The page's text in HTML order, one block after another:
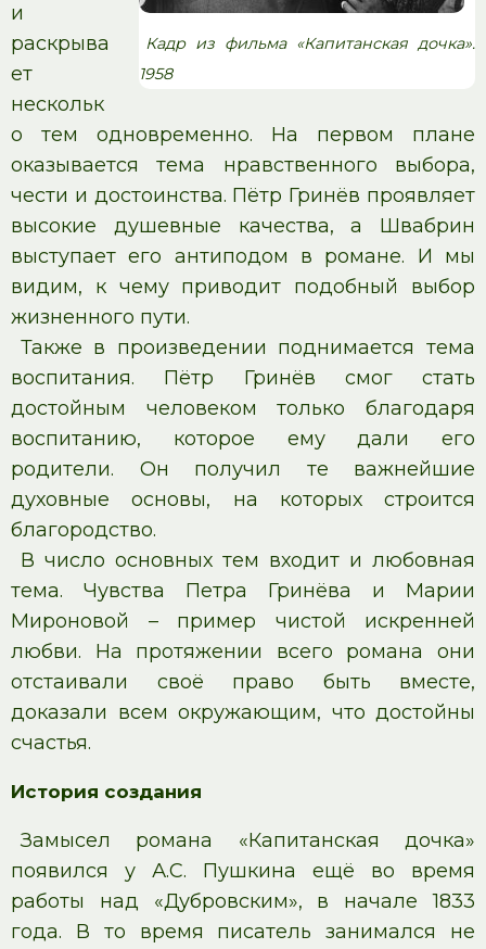
Кадр из фильма «Капитанская дочка».
1958
и
раскрыва
ет
нескольк
о тем одновременно. На первом плане
оказывается тема нравственного выбора,
чести и достоинства. Пётр Гринёв проявляет
высокие душевные качества, а Швабрин
выступает его антиподом в романе. И мы
видим, к чему приводит подобный выбор
жизненного пути.
Также в произведении поднимается тема
воспитания. Пётр Гринёв смог стать
достойным человеком только благодаря
воспитанию, которое ему дали его
родители. Он получил те важнейшие
духовные основы, на которых строится
благородство.
В число основных тем входит и любовная
тема. Чувства Петра Гринёва и Марии
Мироновой – пример чистой искренней
любви. На протяжении всего романа они
отстаивали своё право быть вместе,
доказали всем окружающим, что достойны
счастья.
История создания
Замысел романа «Капитанская дочка»
появился у А.С. Пушкина ещё во время
работы над «Дубровским», в начале 1833
года. В то время писатель занимался не